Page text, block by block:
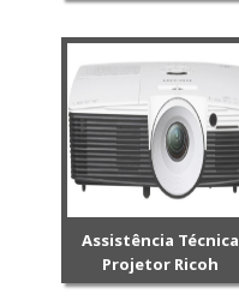
Assistência Técnica
Projetor Ricoh